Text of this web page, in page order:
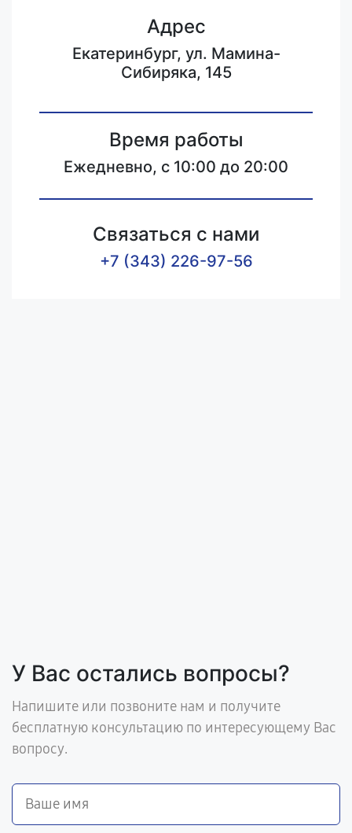
Адрес
Екатеринбург, ул. Мамина-
Сибиряка, 145
Время работы
Ежедневно, с 10:00 до 20:00
Связаться с нами
+7 (343) 226-97-56
У Вас остались вопросы?
Напишите или позвоните нам и получите
бесплатную консультацию по интересующему Вас
вопросу.